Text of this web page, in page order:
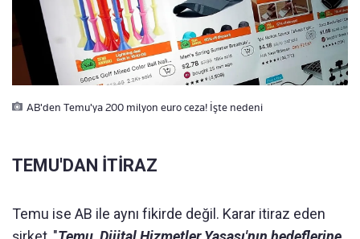
AB'den Temu'ya 200 milyon euro ceza! İşte nedeni
TEMU'DAN İTİRAZ
Temu ise AB ile aynı fikirde değil. Karar itiraz eden